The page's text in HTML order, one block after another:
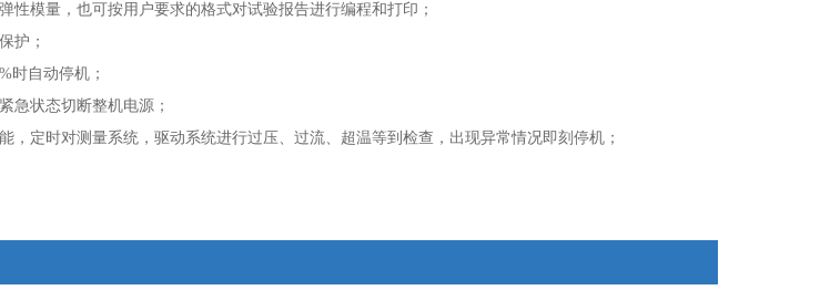
性模量，也可按用户要求的格式对试验报告进行编程和打印；
护；
时自动停机；
状态切断整机电源；
定时对测量系统，驱动系统进行过压、过流、超温等到检查，出现异常情况即刻停机；